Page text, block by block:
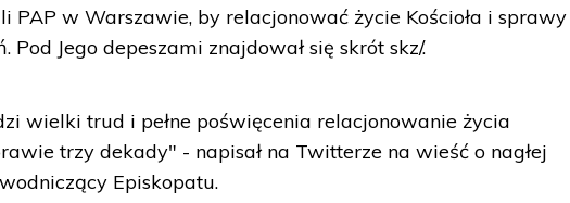
PAP w Warszawie, by relacjonować życie Kościoła i sprawy
Pod Jego depeszami znajdował się skrót skz/.
wielki trud i pełne poświęcenia relacjonowanie życia
trzy dekady" - napisał na Twitterze na wieść o nagłej
Episkopatu.